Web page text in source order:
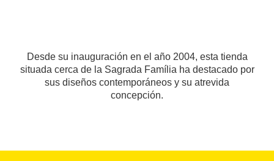
Desde su inauguración en el año 2004, esta tienda
situada cerca de la Sagrada Família ha destacado por
sus diseños contemporáneos y su atrevida
concepción.